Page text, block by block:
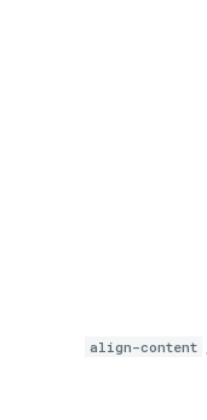
align-content